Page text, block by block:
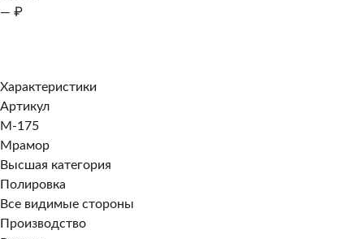
— ₽
Характеристики
Артикул
M-175
Мрамор
Высшая категория
Полировка
Все видимые стороны
Производство